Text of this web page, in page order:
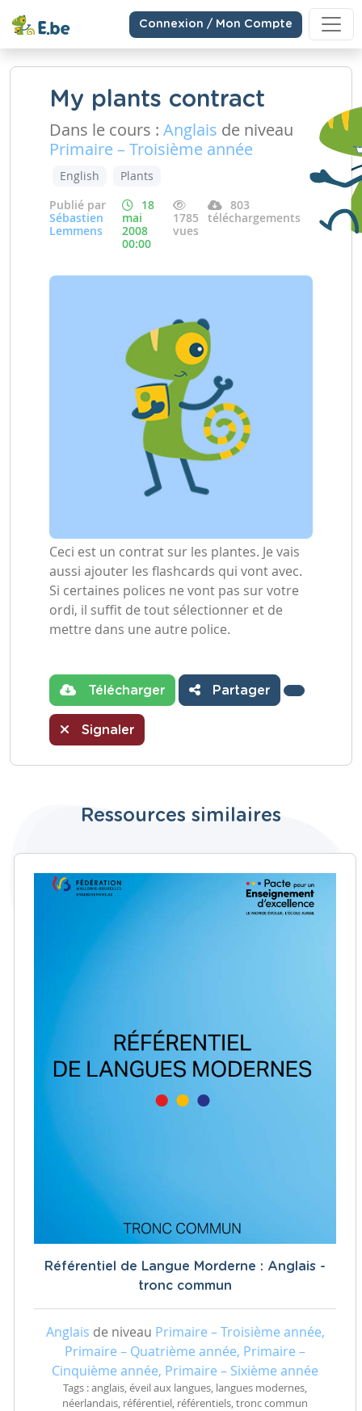
Connexion / Mon Compte
My plants contract
Dans le cours : Anglais de niveau
Primaire – Troisième année
English
Plants
Publié par
Sébastien
Lemmens
18
mai
2008
00:00
1785
vues
803
téléchargements
Ceci est un contrat sur les plantes. Je vais
aussi ajouter les flashcards qui vont avec.
Si certaines polices ne vont pas sur votre
ordi, il suffit de tout sélectionner et de
mettre dans une autre police.
Télécharger Partager
Signaler
Ressources similaires
Référentiel de Langue Morderne : Anglais -
tronc commun
Anglais de niveau Primaire – Troisième année,
Primaire – Quatrième année, Primaire –
Cinquième année, Primaire – Sixième année
Tags : anglais, éveil aux langues, langues modernes,
néerlandais, référentiel, référentiels, tronc commun